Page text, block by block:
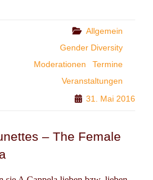
Categories
Allgemein
Gender Diversity
Moderationen
Termine
Veranstaltungen
31. Mai 2016
– The Female